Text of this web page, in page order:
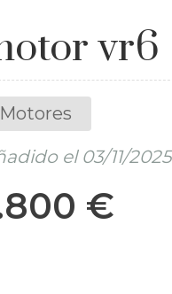
vr6
Motores
el 03/11/2025
€